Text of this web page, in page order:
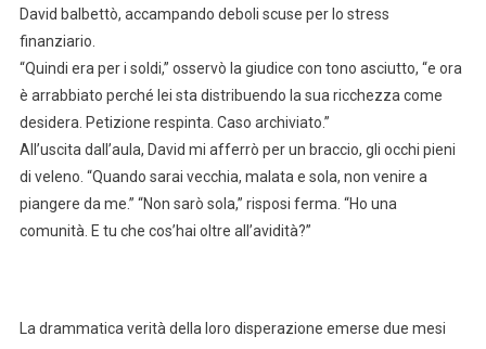
David balbettò, accampando deboli scuse per lo stress
finanziario.
“Quindi era per i soldi,” osservò la giudice con tono asciutto, “e ora
è arrabbiato perché lei sta distribuendo la sua ricchezza come
desidera. Petizione respinta. Caso archiviato.”
All’uscita dall’aula, David mi afferrò per un braccio, gli occhi pieni
di veleno. “Quando sarai vecchia, malata e sola, non venire a
piangere da me.” “Non sarò sola,” risposi ferma. “Ho una
comunità. E tu che cos’hai oltre all’avidità?”
La drammatica verità della loro disperazione emerse due mesi